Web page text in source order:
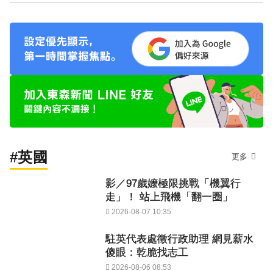
#英國 更多
影／97歲嬤極限挑戰「機翼行
走」！ 站上飛機「翻一圈」
2026-08-07 10:35
駐英代表處徵行政助理 網見薪水
傻眼：乾脆找志工
2026-08-06 08:53